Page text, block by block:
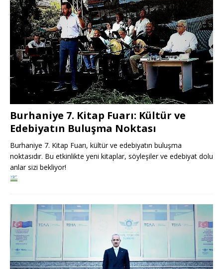
Burhaniye 7. Kitap Fuarı: Kültür ve
Edebiyatın Buluşma Noktası
Burhaniye 7. Kitap Fuarı, kültür ve edebiyatın buluşma
noktasıdır. Bu etkinlikte yeni kitaplar, söyleşiler ve edebiyat dolu
anlar sizi bekliyor!